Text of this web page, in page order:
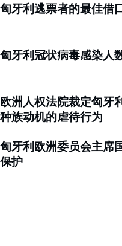
匈牙利逃票者的最佳借
匈牙利冠状病毒感染人
欧洲人权法院裁定匈牙
种族动机的虐待行为
匈牙利欧洲委员会主席
保护